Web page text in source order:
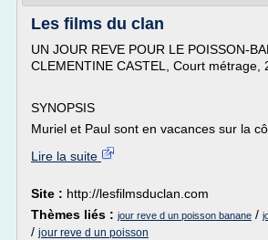
Les films du clan
UN JOUR REVE POUR LE POISSON-
CLEMENTINE CASTEL, Court métrage,
SYNOPSIS
Muriel et Paul sont en vacances sur la
Lire la suite
Site : http://lesfilmsduclan.com
Thèmes liés : jour reve d un poisson banane /
/ jour reve d un poisson